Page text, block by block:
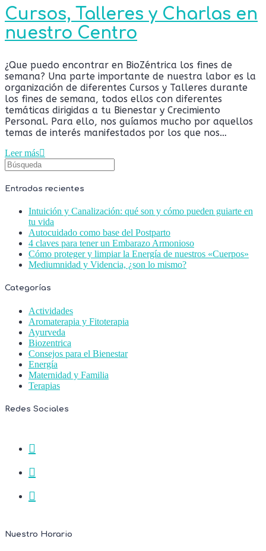
Cursos, Talleres y Charlas en
nuestro Centro
¿Que puedo encontrar en BioZéntrica los fines de
semana? Una parte importante de nuestra labor es la
organización de diferentes Cursos y Talleres durante
los fines de semana, todos ellos con diferentes
temáticas dirigidas a tu Bienestar y Crecimiento
Personal. Para ello, nos guíamos mucho por aquellos
temas de interés manifestados por los que nos…
Leer más
Entradas recientes
Intuición y Canalización: qué son y cómo pueden guiarte en
tu vida
Autocuidado como base del Postparto
4 claves para tener un Embarazo Armonioso
Cómo proteger y limpiar la Energía de nuestros «Cuerpos»
Mediumnidad y Videncia, ¿son lo mismo?
Categorías
Actividades
Aromaterapia y Fitoterapia
Ayurveda
Biozentrica
Consejos para el Bienestar
Energía
Maternidad y Familia
Terapias
Redes Sociales
Nuestro Horario